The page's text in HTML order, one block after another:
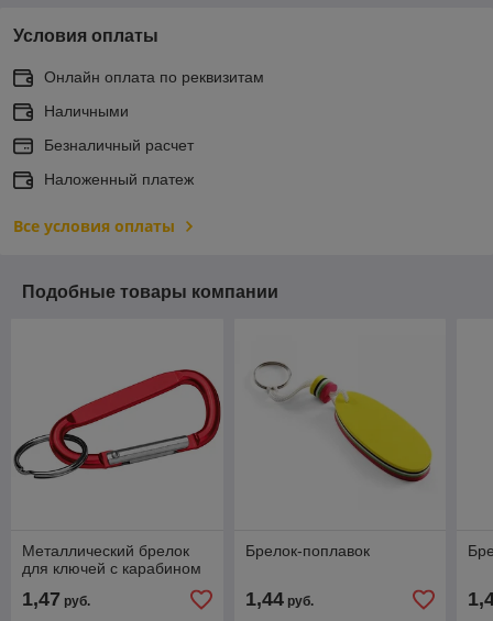
Условия оплаты
Онлайн оплата по реквизитам
Наличными
Безналичный расчет
Наложенный платеж
Все условия оплаты
Подобные товары компании
Металлический брелок
для ключей с карабином
1,47 руб.
Брелок-поплавок
1,44руб.